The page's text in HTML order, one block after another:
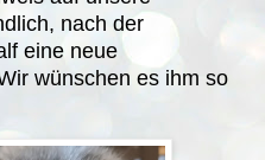
nach der
eine neue
wünschen es ihm so